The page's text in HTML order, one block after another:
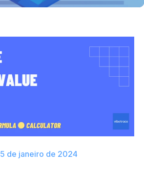
5 de janeiro de 2024